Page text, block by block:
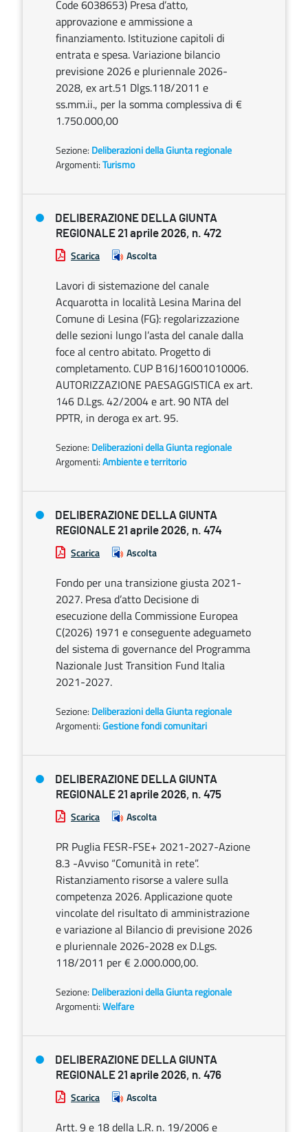
Code 6038653) Presa d’atto,
approvazione e ammissione a
finanziamento. Istituzione capitoli di
entrata e spesa. Variazione bilancio
previsione 2026 e pluriennale 2026-
2028, ex art.51 Dlgs.118/2011 e
ss.mm.ii., per la somma complessiva di €
1.750.000,00
Sezione: Deliberazioni della Giunta regionale
Argomenti:Turismo
DELIBERAZIONE DELLA GIUNTA
REGIONALE 21 aprile 2026, n. 472
Scarica Ascolta
Lavori di sistemazione del canale
Acquarotta in località Lesina Marina del
Comune di Lesina (FG): regolarizzazione
delle sezioni lungo l’asta del canale dalla
foce al centro abitato. Progetto di
completamento. CUP B16J16001010006.
AUTORIZZAZIONE PAESAGGISTICA ex art.
146 D.Lgs. 42/2004 e art. 90 NTA del
PPTR, in deroga ex art. 95.
Sezione: Deliberazioni della Giunta regionale
Argomenti:Ambiente e territorio
DELIBERAZIONE DELLA GIUNTA
REGIONALE 21 aprile 2026, n. 474
Scarica Ascolta
Fondo per una transizione giusta 2021-
2027. Presa d’atto Decisione di
esecuzione della Commissione Europea
C(2026) 1971 e conseguente adeguameto
del sistema di governance del Programma
Nazionale Just Transition Fund Italia
2021-2027.
Sezione: Deliberazioni della Giunta regionale
Argomenti:Gestione fondi comunitari
DELIBERAZIONE DELLA GIUNTA
REGIONALE 21 aprile 2026, n. 475
Scarica Ascolta
PR Puglia FESR-FSE+ 2021-2027-Azione
8.3 -Avviso “Comunità in rete”.
Ristanziamento risorse a valere sulla
competenza 2026. Applicazione quote
vincolate del risultato di amministrazione
e variazione al Bilancio di previsione 2026
e pluriennale 2026-2028 ex D.Lgs.
118/2011 per € 2.000.000,00.
Sezione: Deliberazioni della Giunta regionale
Argomenti:Welfare
DELIBERAZIONE DELLA GIUNTA
REGIONALE 21 aprile 2026, n. 476
Scarica Ascolta
Artt. 9 e 18 della L.R. n. 19/2006 e